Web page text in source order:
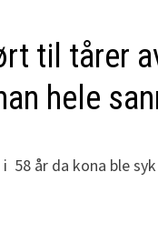
til tårer
hele
år da kona ble